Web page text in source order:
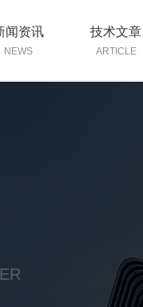
闻资讯
NEWS
技术文章
ARTICLE